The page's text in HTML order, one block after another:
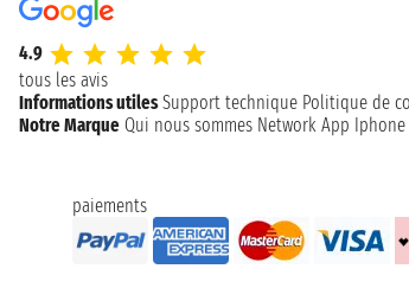
4.9
tous les avis
Informations utiles Support technique Politique de
Notre Marque Qui nous sommes Network App Iphone
paiements